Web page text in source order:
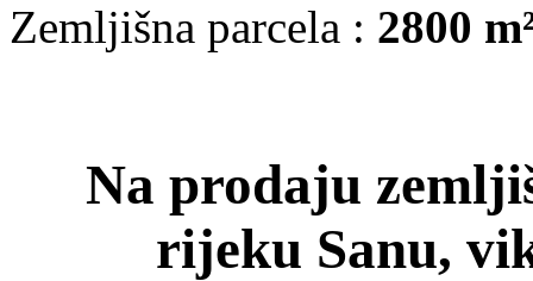
Zemljišna parcela : 2800
Na prodaju
rijeku Sanu,